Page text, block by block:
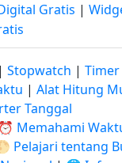
Gratis |
| Stopwatch | Timer
| Alat Hitung
Tanggal
⏰ Memahami
Pelajari tentang